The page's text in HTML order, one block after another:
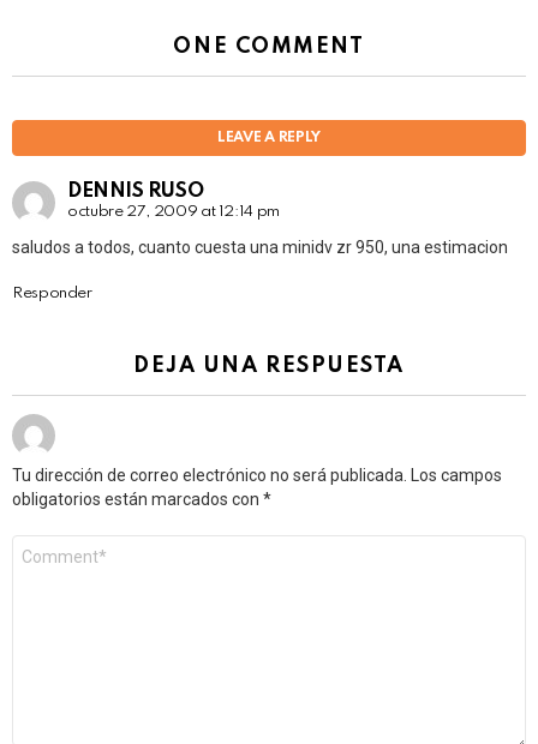
ONE COMMENT
LEAVE A REPLY
DENNIS RUSO
octubre 27, 2009 at 12:14 pm
saludos a todos, cuanto cuesta una minidv zr 950, una estimacion
Responder
DEJA UNA RESPUESTA
Tu dirección de correo electrónico no será publicada.
Los campos
obligatorios están marcados con *